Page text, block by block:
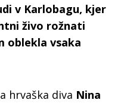
v Karlobagu, kjer
živo rožnati
oblekla vsaka
hrvaška diva Nina